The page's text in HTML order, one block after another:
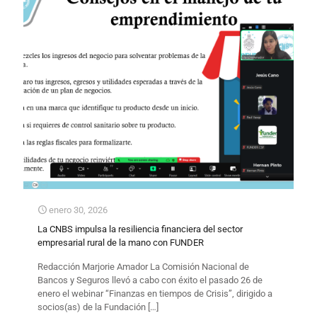
enero 30, 2026
La CNBS impulsa la resiliencia financiera del sector
empresarial rural de la mano con FUNDER
Redacción Marjorie Amador La Comisión Nacional de
Bancos y Seguros llevó a cabo con éxito el pasado 26 de
enero el webinar “Finanzas en tiempos de Crisis”, dirigido a
socios(as) de la Fundación […]